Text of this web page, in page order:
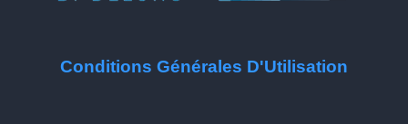
Conditions Générales D'Utilisation